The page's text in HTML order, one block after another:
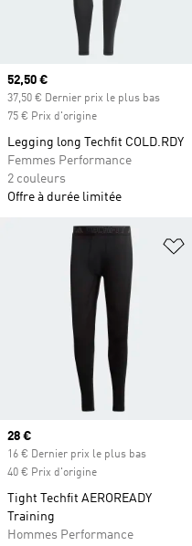
Prix actuel
52,50 €
37,50 € Dernier prix le plus bas
75 € Prix d'origine
Legging long Techfit COLD.RDY
Femmes Performance
2 couleurs
Offre à durée limitée
Prix actuel
28 €
16 € Dernier prix le plus bas
40 € Prix d'origine
Tight Techfit AEROREADY
Training
Hommes Performance